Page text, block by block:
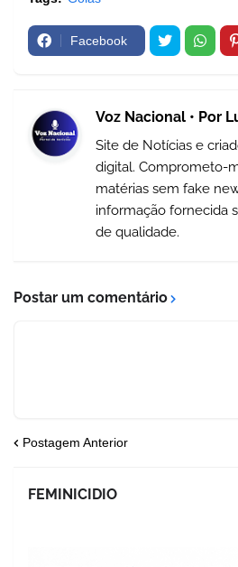
Facebook
Voz Nacional • Por
Site de Notícias e
digital. Comprometo-
matérias sem fake
informação fornecida
de qualidade.
Postar um comentário
Postagem Anterior
FEMINICIDIO